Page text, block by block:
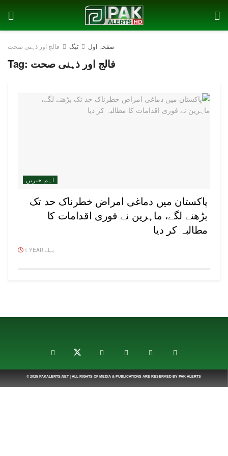
صفحہ اول ٹیگ فالج اور ذہنی صحت
Tag: فالج اور ذہنی صحت
اہم خبریں
پاکستان میں دماغی امراض خطرناک حد تک
بڑھنے لگے، ماہرین نے فوری اقدامات کا
مطالبہ کر دیا
1 YEAR پہلے
© 2025 PAKALERTS.NET| ALL RIGHTS OF MEDIA & PUBLICATIONS ARE RESERVED BY PAK ALERTS